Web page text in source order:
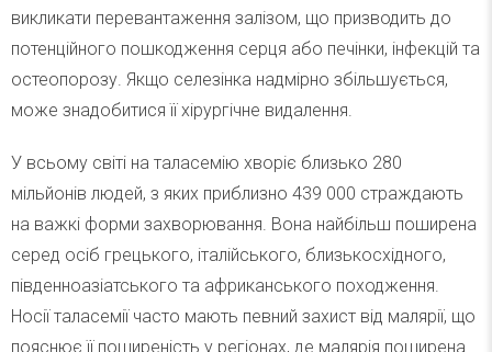
викликати перевантаження залізом, що призводить до
потенційного пошкодження серця або печінки, інфекцій та
остеопорозу. Якщо селезінка надмірно збільшується,
може знадобитися її хірургічне видалення.
У всьому світі на таласемію хворіє близько 280
мільйонів людей, з яких приблизно 439 000 страждають
на важкі форми захворювання. Вона найбільш поширена
серед осіб грецького, італійського, близькосхідного,
південноазіатського та африканського походження.
Носії таласемії часто мають певний захист від малярії, що
пояснює її поширеність у регіонах, де малярія поширена.